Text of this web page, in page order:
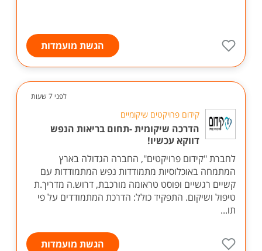
הגשת מועמדות
לפני 7 שעות
קידום פרויקטים שיקומיים
הדרכה שיקומית -תחום בריאות הנפש
דווקא עכשיו!
לחברת "קידום פרויקטים", החברה הגדולה בארץ
המתמחה באוכלוסיות מתמודדות נפש המתמודדות עם
קשיים רגשיים ופוסט טראומה מורכבת, דרוש.ה מדריך.ת
טיפול ושיקום. התפקיד כולל: הדרכת המתמודדים על פי
תו...
הגשת מועמדות